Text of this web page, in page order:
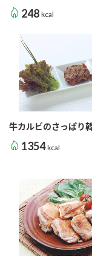
248 kcal
牛カルビのさっぱり
1354 kcal